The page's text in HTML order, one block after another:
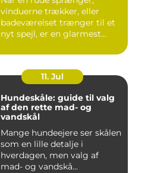
vinduerne trækker, eller
badeværelset trænger til et
nyt spejl, er en glarmest...
11. Jul
Hundeskåle: guide til valg
af den rette mad- og
vandskål
Mange hundeejere ser skålen
som en lille detalje i
hverdagen, men valg af
mad- og vandskå...